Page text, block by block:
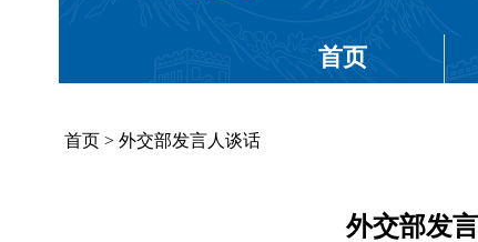
首页
首页 > 外交部发言人谈话
外交部发